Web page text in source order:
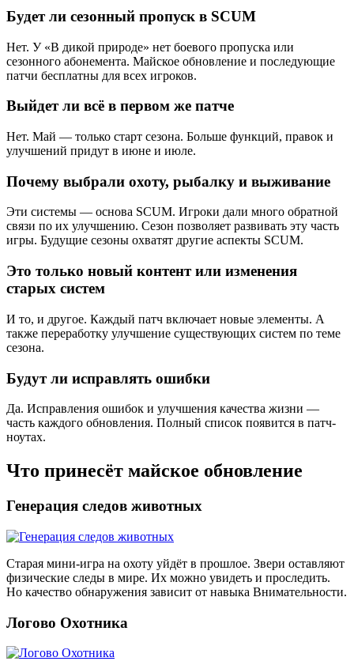
Будет ли сезонный пропуск в SCUM
Нет. У «В дикой природе» нет боевого пропуска или
сезонного абонемента. Майское обновление и последующие
патчи бесплатны для всех игроков.
Выйдет ли всё в первом же патче
Нет. Май — только старт сезона. Больше функций, правок и
улучшений придут в июне и июле.
Почему выбрали охоту, рыбалку и выживание
Эти системы — основа SCUM. Игроки дали много обратной
связи по их улучшению. Сезон позволяет развивать эту часть
игры. Будущие сезоны охватят другие аспекты SCUM.
Это только новый контент или изменения
старых систем
И то, и другое. Каждый патч включает новые элементы. А
также переработку улучшение существующих систем по теме
сезона.
Будут ли исправлять ошибки
Да. Исправления ошибок и улучшения качества жизни —
часть каждого обновления. Полный список появится в патч-
ноутах.
Что принесёт майское обновление
Генерация следов животных
Старая мини-игра на охоту уйдёт в прошлое. Звери оставляют
физические следы в мире. Их можно увидеть и проследить.
Но качество обнаружения зависит от навыка Внимательности.
Логово Охотника